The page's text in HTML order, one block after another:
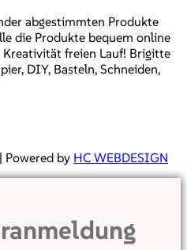
abgestimmten Produkte
die Produkte bequem online
Kreativität freien Lauf! Brigitte
DIY, Basteln, Schneiden,
| Powered by HC WEBDESIGN